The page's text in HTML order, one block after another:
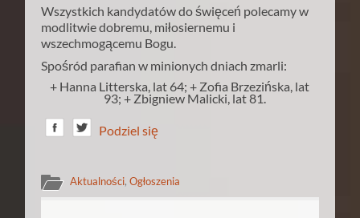
Wszystkich kandydatów do święceń polecamy w
modlitwie dobremu, miłosiernemu i
wszechmogącemu Bogu.
Spośród parafian w minionych dniach zmarli:
+ Hanna Litterska, lat 64; + Zofia Brzezińska, lat
93; + Zbigniew Malicki, lat 81.
Podziel się
Aktualności,Ogłoszenia